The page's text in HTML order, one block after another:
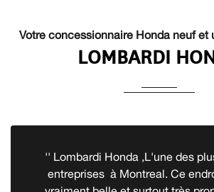
Votre concessionnaire Honda neuf et
LOMBARDI
'' Lombardi Honda ,L'une des
entreprises à Montreal. Ce